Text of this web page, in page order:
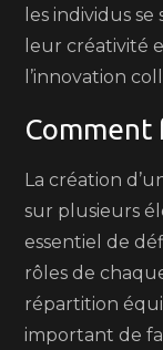
les individus
leur créativité
l’innovation
Comment
La création
sur plusieurs
essentiel de
rôles de
répartition
important de